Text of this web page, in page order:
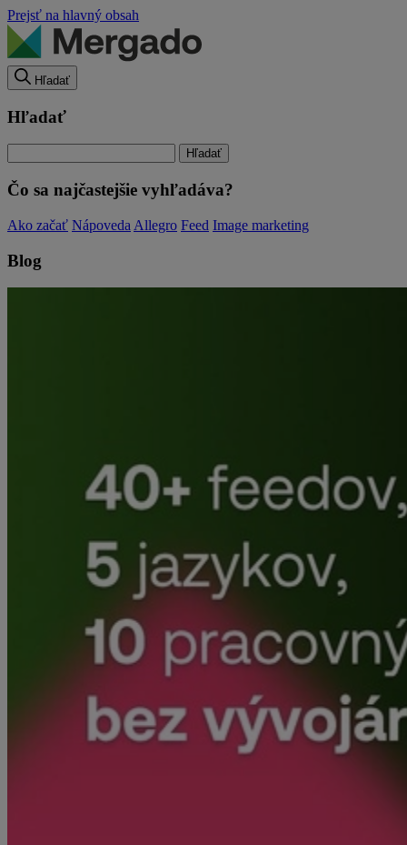
Prejsť na hlavný obsah
Hľadať
Hľadať
Čo sa najčastejšie vyhľadáva?
Ako začať Nápoveda Allegro Feed Image marketing
Blog